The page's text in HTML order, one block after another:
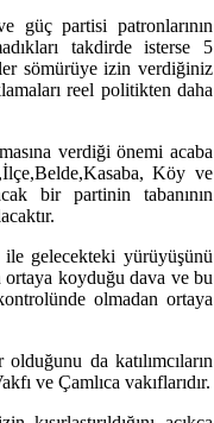
güç partisi patronlarının
takdirde isterse 5
sömürüye izin verdiğiniz
reel politikten daha
verdiği önemi acaba
Köy ve
bir partinin tabanının
gelecekteki yürüyüşünü
ortaya koyduğu dava ve bu
olmadan ortaya
da katılımcıların
ve Çamlıca vakıflarıdır.